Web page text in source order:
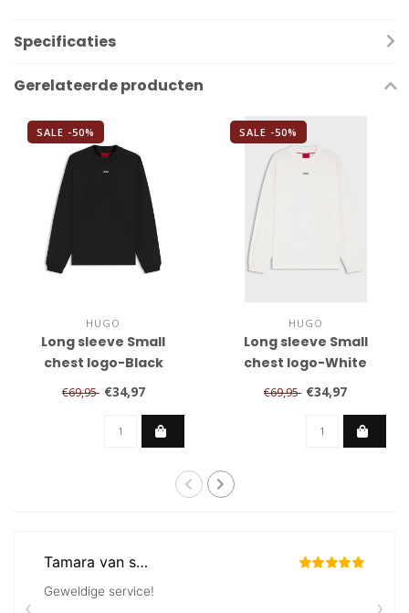
Specificaties
Gerelateerde producten
SALE -50%
HUGO
Long sleeve Small
chest logo-Black
€69,95 €34,97
SALE -50%
HUGO
Long sleeve Small
chest logo-White
€69,95 €34,97